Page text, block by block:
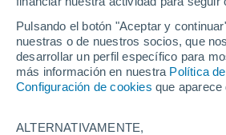
Pulsando el botón "Aceptar y
nuestras o de nuestros socios, que
desarrollar un perfil específico para
más información en nuestra Política
Configuración de cookies que aparece
ALTERNATIVAMENTE,